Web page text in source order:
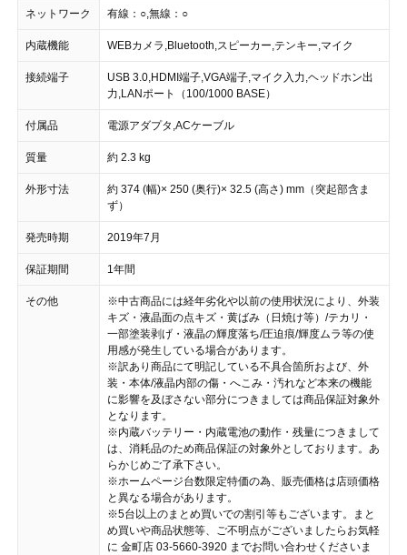
ネットワーク 有線：○,無線：○
内蔵機能 WEBカメラ,Bluetooth,スピーカー,テンキー,マイク
接続端子
USB 3.0,HDMI端子,VGA端子,マイク入力,ヘッドホン出
力,LANポート（100/1000 BASE）
付属品 電源アダプタ,ACケーブル
質量 約 2.3 kg
外形寸法
約 374 (幅)× 250 (奥行)× 32.5 (高さ) mm（突起部含ま
ず）
発売時期 2019年7月
保証期間 1年間
その他
※中古商品には経年劣化や以前の使用状況により、外装
キズ・液晶面の点キズ・黄ばみ（日焼け等）/テカリ・
一部塗装剥げ・液晶の輝度落ち/圧迫痕/輝度ムラ等の使
用感が発生している場合があります。
※訳あり商品にて明記している不具合箇所および、外
装・本体/液晶内部の傷・へこみ・汚れなど本来の機能
に影響を及ぼさない部分につきましては商品保証対象外
となります。
※内蔵バッテリー・内蔵電池の動作・残量につきまして
は、消耗品のため商品保証の対象外としております。あ
らかじめご了承下さい。
※ホームページ台数限定特価の為、販売価格は店頭価格
と異なる場合があります。
※5台以上のまとめ買いでの割引等もございます。まと
め買いや商品状態等、ご不明点がございましたらお気軽
に 金町店 03-5660-3920 までお問い合わせくださいま